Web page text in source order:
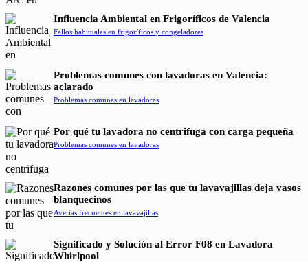
Influencia Ambiental en Frigoríficos de Valencia
Fallos habituales en frigoríficos y congeladores
Problemas comunes con lavadoras en Valencia:
aclarado
Problemas comunes en lavadoras
Por qué tu lavadora no centrifuga con carga pequeña
Problemas comunes en lavadoras
Razones comunes por las que tu lavavajillas deja vasos
blanquecinos
Averías frecuentes en lavavajillas
Significado y Solución al Error F08 en Lavadora
Whirlpool